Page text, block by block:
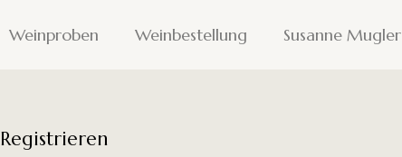
Weinproben Weinbestellung Susanne Mugler
Registrieren